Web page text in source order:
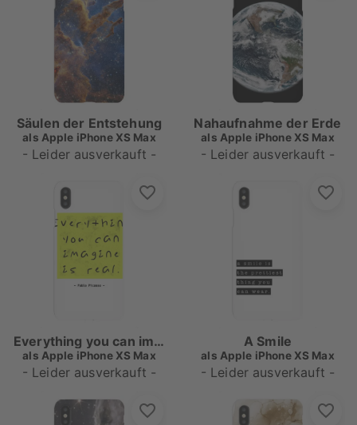
Säulen der Entstehung
als Apple iPhone XS Max
- Leider ausverkauft -
Nahaufnahme der Erde
als Apple iPhone XS Max
- Leider ausverkauft -
Everything you can imagine 2
als Apple iPhone XS Max
- Leider ausverkauft -
A Smile
als Apple iPhone XS Max
- Leider ausverkauft -